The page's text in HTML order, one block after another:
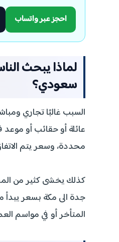
احجز عبر واتساب
سعودي؟
السبب غالبًا تجاري
عائلة أو حقائب أو موعد
محددة، وسعر يتم
كذلك يخشى كثير من
المتأخر أو في مواسم